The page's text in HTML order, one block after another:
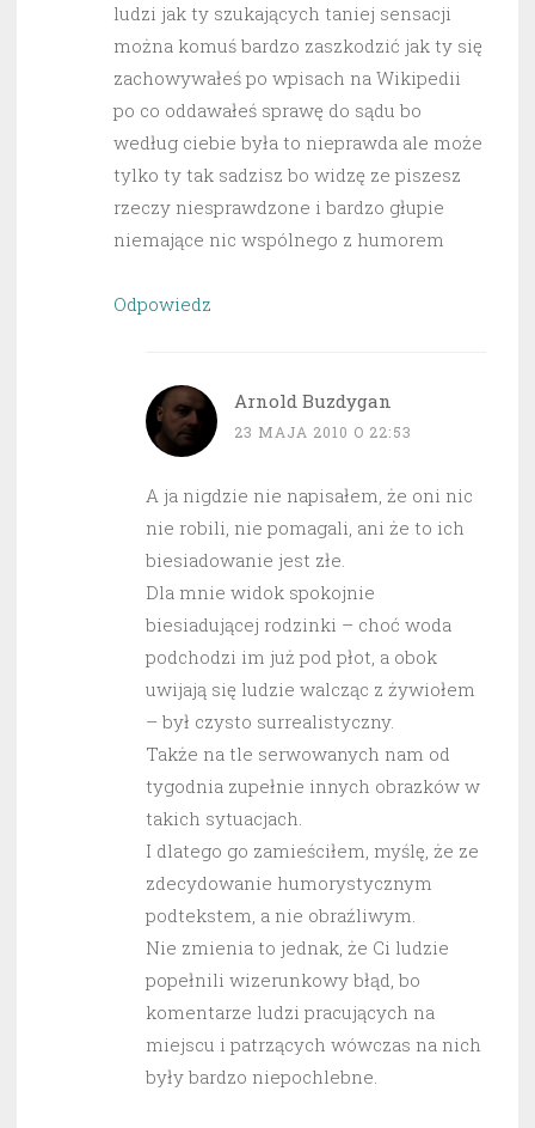
ludzi jak ty szukających taniej sensacji
można komuś bardzo zaszkodzić jak ty się
zachowywałeś po wpisach na Wikipedii
po co oddawałeś sprawę do sądu bo
według ciebie była to nieprawda ale może
tylko ty tak sadzisz bo widzę ze piszesz
rzeczy niesprawdzone i bardzo głupie
niemające nic wspólnego z humorem
Odpowiedz
Arnold Buzdygan
23 MAJA 2010 O 22:53
A ja nigdzie nie napisałem, że oni nic
nie robili, nie pomagali, ani że to ich
biesiadowanie jest złe.
Dla mnie widok spokojnie
biesiadującej rodzinki – choć woda
podchodzi im już pod płot, a obok
uwijają się ludzie walcząc z żywiołem
– był czysto surrealistyczny.
Także na tle serwowanych nam od
tygodnia zupełnie innych obrazków w
takich sytuacjach.
I dlatego go zamieściłem, myślę, że ze
zdecydowanie humorystycznym
podtekstem, a nie obraźliwym.
Nie zmienia to jednak, że Ci ludzie
popełnili wizerunkowy błąd, bo
komentarze ludzi pracujących na
miejscu i patrzących wówczas na nich
były bardzo niepochlebne.